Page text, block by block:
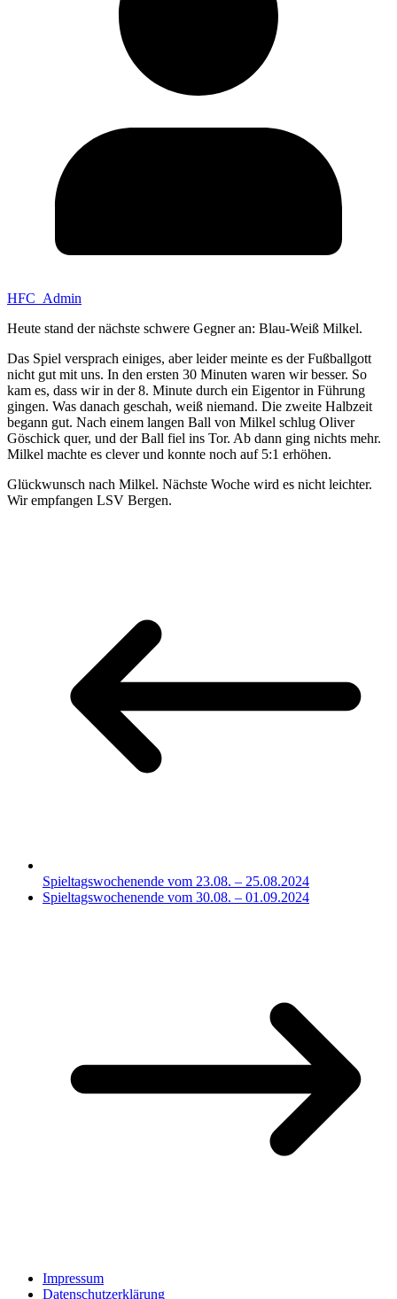
HFC_Admin
Heute stand der nächste schwere Gegner an: Blau-Weiß Milkel.
Das Spiel versprach einiges, aber leider meinte es der Fußballgott
nicht gut mit uns. In den ersten 30 Minuten waren wir besser. So
kam es, dass wir in der 8. Minute durch ein Eigentor in Führung
gingen. Was danach geschah, weiß niemand. Die zweite Halbzeit
begann gut. Nach einem langen Ball von Milkel schlug Oliver
Göschick quer, und der Ball fiel ins Tor. Ab dann ging nichts mehr.
Milkel machte es clever und konnte noch auf 5:1 erhöhen.
Glückwunsch nach Milkel. Nächste Woche wird es nicht leichter.
Wir empfangen LSV Bergen.
Spieltagswochenende vom 23.08. – 25.08.2024
Spieltagswochenende vom 30.08. – 01.09.2024
Impressum
Datenschutzerklärung